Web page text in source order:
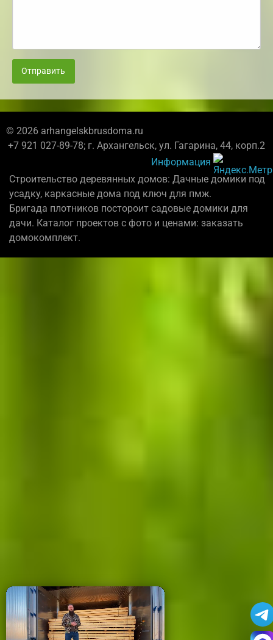
Отправить
© 2026 arhangelskbrusdoma.ru
+7 921 027-89-78; г. Архангельск, ул. Гагарина, 44, корп.2
Информация
Строительство деревянных домов: Дачные домики под
усадку, каркасные дома под ключ для пмж.
Бригада плотников постороит садовые домики для
дачи. Каталог проектов с фото и ценами: заказать
домокомплект.